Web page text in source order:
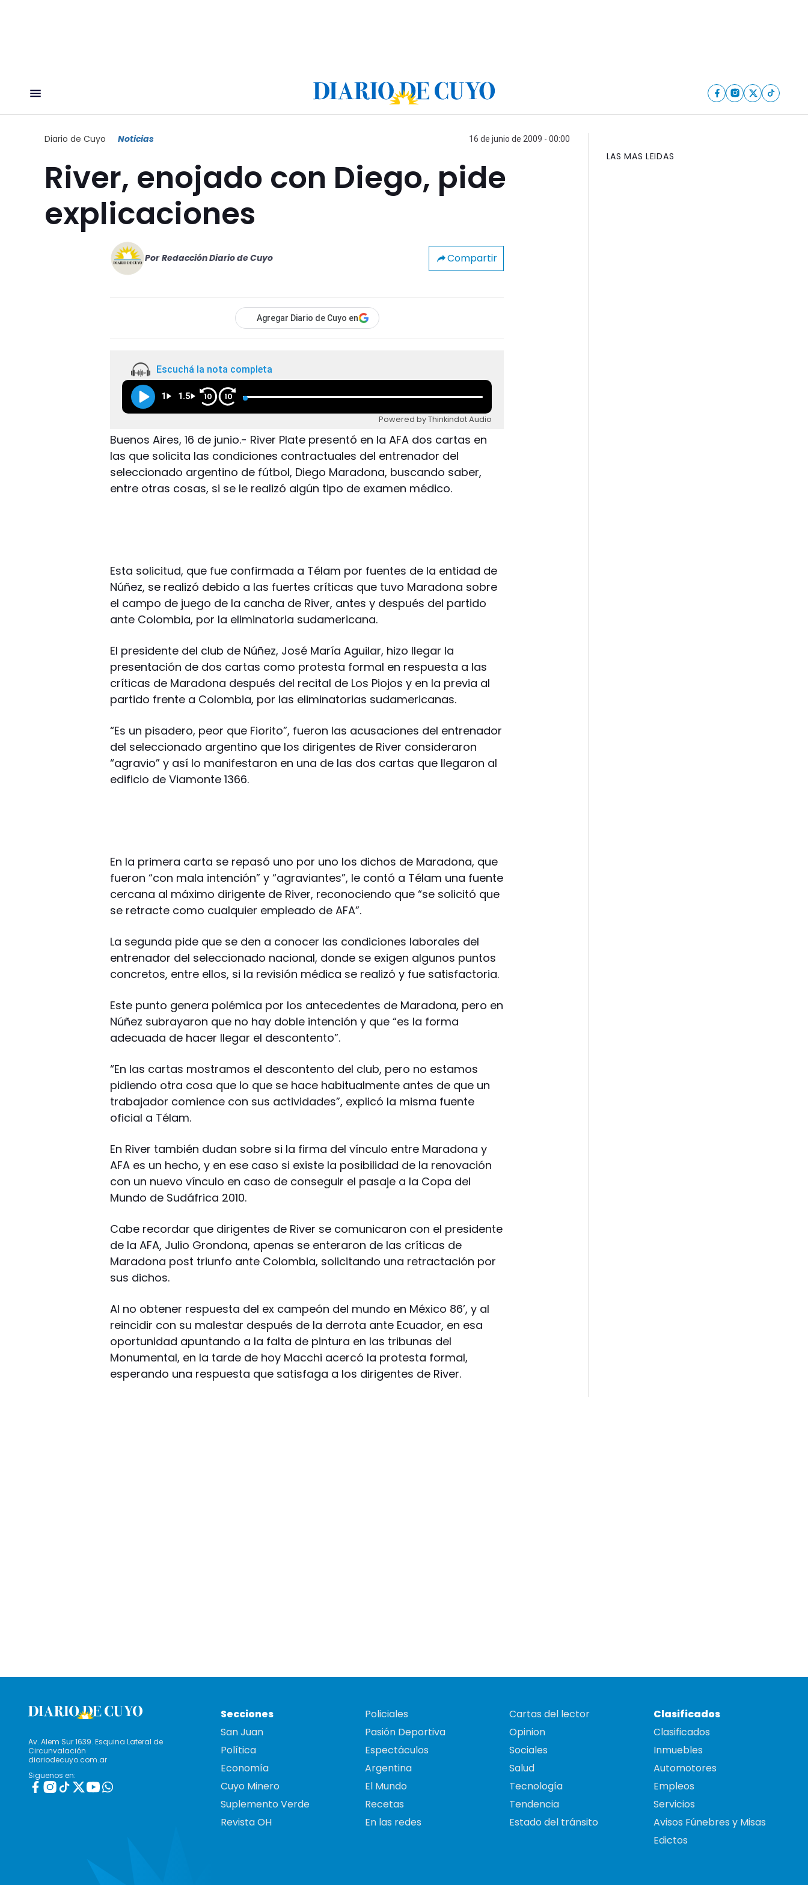
Diario de Cuyo Noticias 16 de junio de 2009 - 00:00
River, enojado con Diego, pide
explicaciones
Por Redacción Diario de Cuyo Compartir
Agregar Diario de Cuyo en
Escuchá la nota completa
1 1.5 10 10
Powered by Thinkindot Audio
Buenos Aires, 16 de junio.- River Plate presentó en la AFA dos cartas en
las que solicita las condiciones contractuales del entrenador del
seleccionado argentino de fútbol, Diego Maradona, buscando saber,
entre otras cosas, si se le realizó algún tipo de examen médico.
Esta solicitud, que fue confirmada a Télam por fuentes de la entidad de
Núñez, se realizó debido a las fuertes críticas que tuvo Maradona sobre
el campo de juego de la cancha de River, antes y después del partido
ante Colombia, por la eliminatoria sudamericana.
El presidente del club de Núñez, José María Aguilar, hizo llegar la
presentación de dos cartas como protesta formal en respuesta a las
críticas de Maradona después del recital de Los Piojos y en la previa al
partido frente a Colombia, por las eliminatorias sudamericanas.
“Es un pisadero, peor que Fiorito”, fueron las acusaciones del entrenador
del seleccionado argentino que los dirigentes de River consideraron
“agravio” y así lo manifestaron en una de las dos cartas que llegaron al
edificio de Viamonte 1366.
En la primera carta se repasó uno por uno los dichos de Maradona, que
fueron “con mala intención” y “agraviantes”, le contó a Télam una fuente
cercana al máximo dirigente de River, reconociendo que “se solicitó que
se retracte como cualquier empleado de AFA”.
La segunda pide que se den a conocer las condiciones laborales del
entrenador del seleccionado nacional, donde se exigen algunos puntos
concretos, entre ellos, si la revisión médica se realizó y fue satisfactoria.
Este punto genera polémica por los antecedentes de Maradona, pero en
Núñez subrayaron que no hay doble intención y que “es la forma
adecuada de hacer llegar el descontento”.
“En las cartas mostramos el descontento del club, pero no estamos
pidiendo otra cosa que lo que se hace habitualmente antes de que un
trabajador comience con sus actividades”, explicó la misma fuente
oficial a Télam.
En River también dudan sobre si la firma del vínculo entre Maradona y
AFA es un hecho, y en ese caso si existe la posibilidad de la renovación
con un nuevo vínculo en caso de conseguir el pasaje a la Copa del
Mundo de Sudáfrica 2010.
Cabe recordar que dirigentes de River se comunicaron con el presidente
de la AFA, Julio Grondona, apenas se enteraron de las críticas de
Maradona post triunfo ante Colombia, solicitando una retractación por
sus dichos.
Al no obtener respuesta del ex campeón del mundo en México 86’, y al
reincidir con su malestar después de la derrota ante Ecuador, en esa
oportunidad apuntando a la falta de pintura en las tribunas del
Monumental, en la tarde de hoy Macchi acercó la protesta formal,
esperando una respuesta que satisfaga a los dirigentes de River.
LAS MAS LEIDAS
Av. Alem Sur 1639. Esquina Lateral de
Circunvalación
diariodecuyo.com.ar
Siguenos en:
Secciones
San Juan
Política
Economía
Cuyo Minero
Suplemento Verde
Revista OH
Policiales
Pasión Deportiva
Espectáculos
Argentina
El Mundo
Recetas
En las redes
Cartas del lector
Opinion
Sociales
Salud
Tecnología
Tendencia
Estado del tránsito
Clasificados
Clasificados
Inmuebles
Automotores
Empleos
Servicios
Avisos Fúnebres y Misas
Edictos